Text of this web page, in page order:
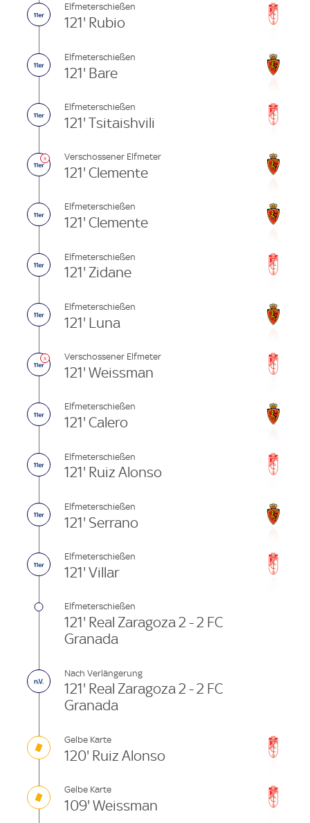
Elfmeterschießen
121' Rubio
Elfmeterschießen
121' Bare
Elfmeterschießen
121' Tsitaishvili
Verschossener Elfmeter
121' Clemente
Elfmeterschießen
121' Clemente
Elfmeterschießen
121' Zidane
Elfmeterschießen
121' Luna
Verschossener Elfmeter
121' Weissman
Elfmeterschießen
121' Calero
Elfmeterschießen
121' Ruiz Alonso
Elfmeterschießen
121' Serrano
Elfmeterschießen
121' Villar
Elfmeterschießen
121' Real Zaragoza 2 - 2 FC
Granada
Nach Verlängerung
121' Real Zaragoza 2 - 2 FC
Granada
Gelbe Karte
120' Ruiz Alonso
Gelbe Karte
109' Weissman